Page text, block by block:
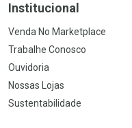
Institucional
Venda No Marketplace
Trabalhe Conosco
Ouvidoria
Nossas Lojas
Sustentabilidade